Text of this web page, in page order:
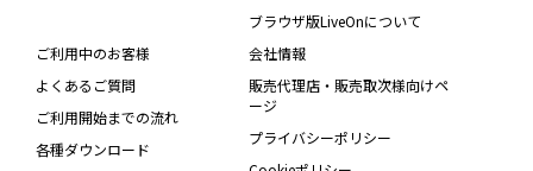
ブラウザ版LiveOnについて
ご利用中のお客様
よくあるご質問
ご利用開始までの流れ
各種ダウンロード
会社情報
販売代理店・販売取次様向けペ
ージ
プライバシーポリシー